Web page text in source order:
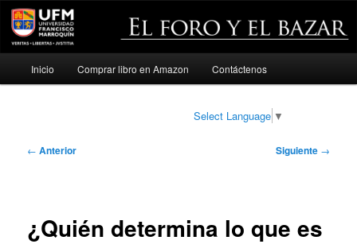
Ir
Inicio Comprar libro en Amazon Contáctenos
Select Language ▼
Navegación
← Anterior Siguiente →
¿Quién determina lo que es